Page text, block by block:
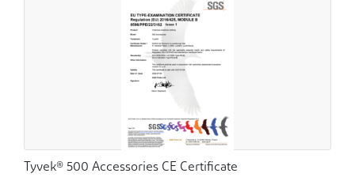
Tyvek® 500 Accessories CE Certificate